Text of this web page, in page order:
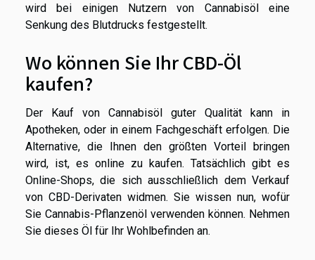
wird bei einigen Nutzern von Cannabisöl eine
Senkung des Blutdrucks festgestellt.
Wo können Sie Ihr CBD-Öl
kaufen?
Der Kauf von Cannabisöl guter Qualität kann in
Apotheken, oder in einem Fachgeschäft erfolgen. Die
Alternative, die Ihnen den größten Vorteil bringen
wird, ist, es online zu kaufen. Tatsächlich gibt es
Online-Shops, die sich ausschließlich dem Verkauf
von CBD-Derivaten widmen. Sie wissen nun, wofür
Sie Cannabis-Pflanzenöl verwenden können. Nehmen
Sie dieses Öl für Ihr Wohlbefinden an.